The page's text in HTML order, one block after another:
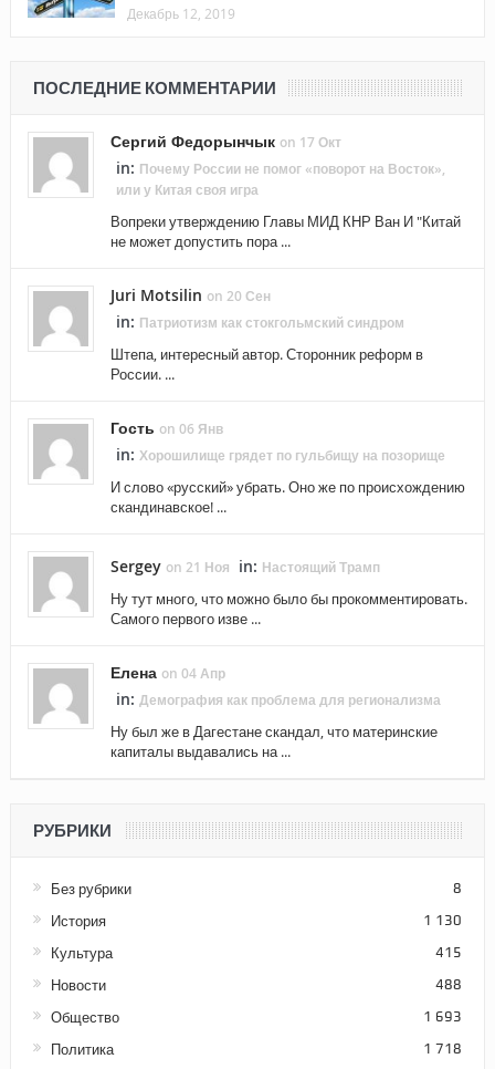
Декабрь 12, 2019
ПОСЛЕДНИЕ КОММЕНТАРИИ
Сергий Федорынчык on 17 Окт
in: Почему России не помог «поворот на Восток»,
или у Китая своя игра
Вопреки утверждению Главы МИД КНР Ван И "Китай
не может допустить пора ...
Juri Motsilin on 20 Сен
in: Патриотизм как стокгольмский синдром
Штепа, интересный автор. Сторонник реформ в
России. ...
Гость on 06 Янв
in: Хорошилище грядет по гульбищу на позорище
И слово «русский» убрать. Оно же по происхождению
скандинавское! ...
Sergey on 21 Ноя in: Настоящий Трамп
Ну тут много, что можно было бы прокомментировать.
Самого первого изве ...
Елена on 04 Апр
in: Демография как проблема для регионализма
Ну был же в Дагестане скандал, что материнские
капиталы выдавались на ...
РУБРИКИ
Без рубрики 8
История 1 130
Культура 415
Новости 488
Общество 1 693
Политика 1 718